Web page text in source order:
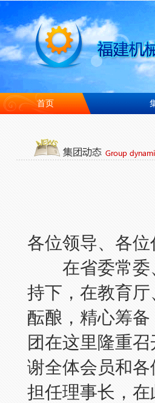
首页
各位领导、各
在省委常委
持下，在教育
酝酿，精心筹
团在这里隆重
谢全体会员和
担任理事长，